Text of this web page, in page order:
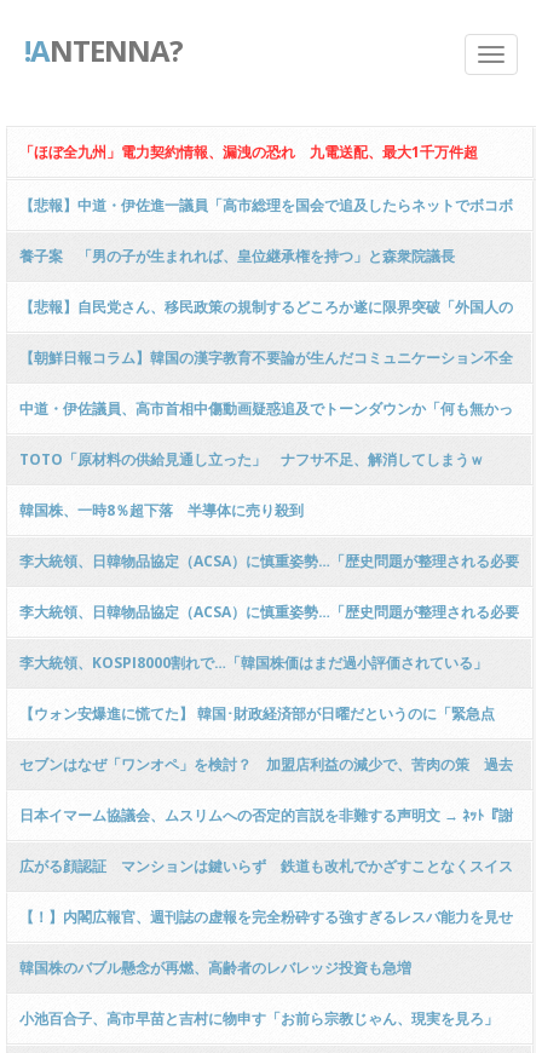
!ANTENNA?
「ほぼ全九州」電力契約情報、漏洩の恐れ 九電送配、最大1千万件超
【悲報】中道・伊佐進一議員「高市総理を国会で追及したらネットでボコボ
コに叩かれた！」と被害者ムーブを発動し炎上 ｗｗｗｗｗｗｗｗｗｗｗｗｗ
ｗｗｗｗｗｗｗ
養子案 「男の子が生まれれば、皇位継承権を持つ」と森衆院議長
【悲報】自民党さん、移民政策の規制するどころか遂に限界突破「外国人の
児童の為に日本語を教える教室を全国に作ります！！もちろん、税金で！」
ｗｗｗｗｗｗｗｗｗｗ
【朝鮮日報コラム】韓国の漢字教育不要論が生んだコミュニケーション不全
中道・伊佐議員、高市首相中傷動画疑惑追及でトーンダウンか「何も無かっ
たら良いねと思って、総理に確認してるだけ！」ｗｗｗｗｗｗｗｗｗｗｗｗ
ｗｗｗｗｗ
TOTO「原材料の供給見通し立った」 ナフサ不足、解消してしまうｗ
韓国株、一時8％超下落 半導体に売り殺到
李大統領、日韓物品協定（ACSA）に慎重姿勢…「歴史問題が整理される必要
がある」[6/8] [ばーど★]
李大統領、日韓物品協定（ACSA）に慎重姿勢…「歴史問題が整理される必要
がある」
李大統領、KOSPI8000割れで…「韓国株価はまだ過小評価されている」
【ウォン安爆進に慌てた】 韓国･財政経済部が日曜だというのに「緊急点
検」会議を開催。
セブンはなぜ「ワンオペ」を検討？ 加盟店利益の減少で、苦肉の策 過去
には“要塞レジ”実験も
日本イマーム協議会、ムスリムへの否定的言説を非難する声明文 → ﾈｯﾄ『謝
罪ゼロ改善ゼロ「批判するな」だけの声明文』『被害者ビジネスはやめろ』
『郷に従うのが先』
広がる顔認証 マンションは鍵いらず 鉄道も改札でかざすことなくスイス
イ カピバラも見分けられる
【！】内閣広報官、週刊誌の虚報を完全粉砕する強すぎるレスバ能力を見せ
つけネットで話題に → ｗｗｗｗｗｗｗｗｗｗｗｗｗｗｗｗｗｗ
韓国株のバブル懸念が再燃、高齢者のレバレッジ投資も急増
小池百合子、高市早苗と吉村に物申す「お前ら宗教じゃん、現実を見ろ」